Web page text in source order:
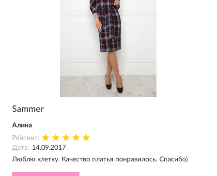
Sammer
Алина
Рейтинг:
Дата: 14.09.2017
Люблю клетку. Качество платья понравилось. Спасибо)